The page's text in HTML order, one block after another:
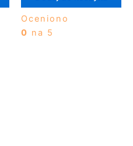
Oceniono
0 na 5